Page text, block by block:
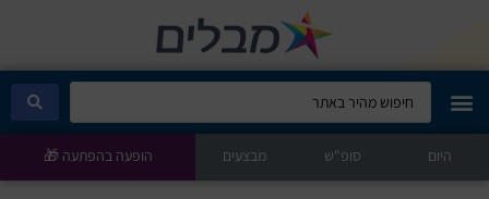
מבלים קלאב
היום סופ"ש מבצעים הופעה בהפתעה 🎁